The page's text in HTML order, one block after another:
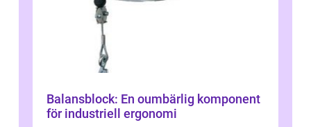
Balansblock: En oumbärlig komponent
för industriell ergonomi